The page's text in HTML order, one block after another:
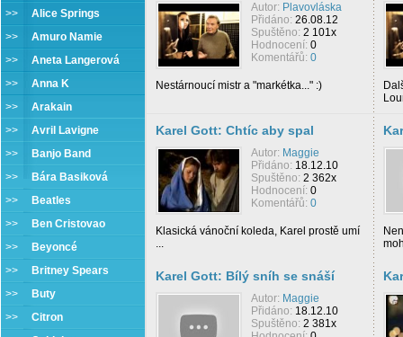
>> Alice Springs
>> Amuro Namie
>> Aneta Langerová
>> Anna K
>> Arakain
>> Avril Lavigne
>>
Banjo Band
>>
Bára Basiková
>>
Beatles
>>
Ben Cristovao
>>
Beyoncé
>>
Britney Spears
>>
Buty
>> Citron
Autor: Plavovláska
Přidáno: 26.08.12
Spuštěno: 2 101x
Hodnocení: 0
Komentářů: 0
Nestárnoucí mistr a "markétka..." :)
Karel Gott: Chtíc aby spal
Autor: Maggie
Přidáno: 18.12.10
Spuštěno: 2 362x
Hodnocení: 0
Komentářů: 0
Klasická vánoční koleda, Karel prostě umí
...
Karel Gott: Bílý sníh se snáší
Autor: Maggie
Přidáno: 18.12.10
Spuštěno: 2 381x